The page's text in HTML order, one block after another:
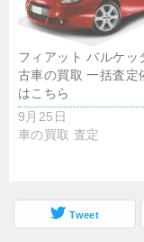
フィアット バルケッ
古車の買取 一括査定
はこちら
9月25日
車の買取 査定
Tweet